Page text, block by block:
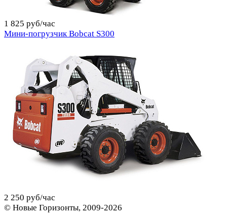
1 825 руб/час
Мини-погрузчик Bobcat S300
2 250 руб/час
© Новые Горизонты, 2009-2026